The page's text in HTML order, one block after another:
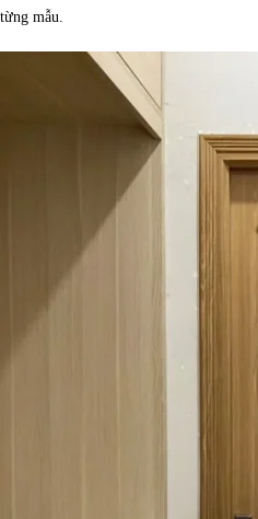
từng mẫu.